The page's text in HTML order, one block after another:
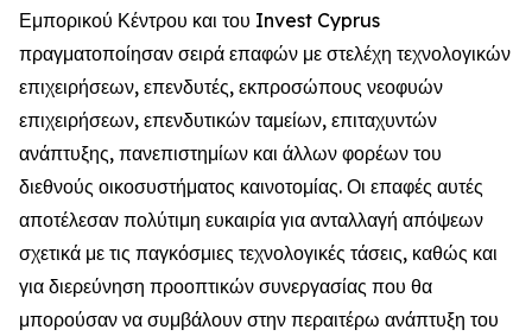
Εμπορικού Κέντρου και του Invest Cyprus
πραγματοποίησαν σειρά επαφών με στελέχη τεχνολογικών
επιχειρήσεων, επενδυτές, εκπροσώπους νεοφυών
επιχειρήσεων, επενδυτικών ταμείων, επιταχυντών
ανάπτυξης, πανεπιστημίων και άλλων φορέων του
διεθνούς οικοσυστήματος καινοτομίας. Οι επαφές αυτές
αποτέλεσαν πολύτιμη ευκαιρία για ανταλλαγή απόψεων
σχετικά με τις παγκόσμιες τεχνολογικές τάσεις, καθώς και
για διερεύνηση προοπτικών συνεργασίας που θα
μπορούσαν να συμβάλουν στην περαιτέρω ανάπτυξη του